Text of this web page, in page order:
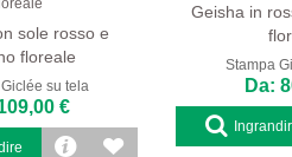
sole rosso e
floreale
su tela
€
Geisha in
Stampa
Da: